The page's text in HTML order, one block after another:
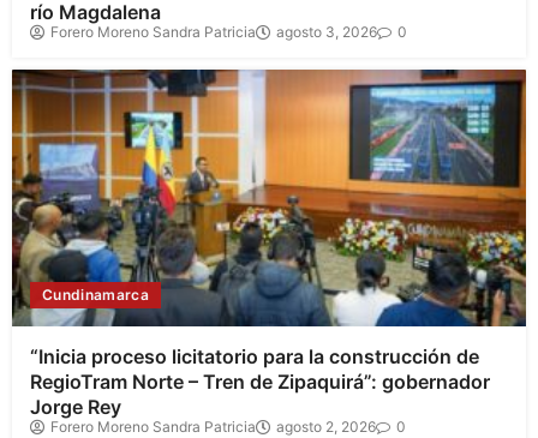
río Magdalena
Forero Moreno Sandra Patricia agosto 3, 2026 0
Cundinamarca
“Inicia proceso licitatorio para la construcción de
RegioTram Norte – Tren de Zipaquirá”: gobernador
Jorge Rey
Forero Moreno Sandra Patricia agosto 2, 2026 0